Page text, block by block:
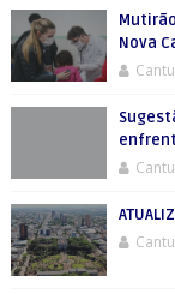
Nova